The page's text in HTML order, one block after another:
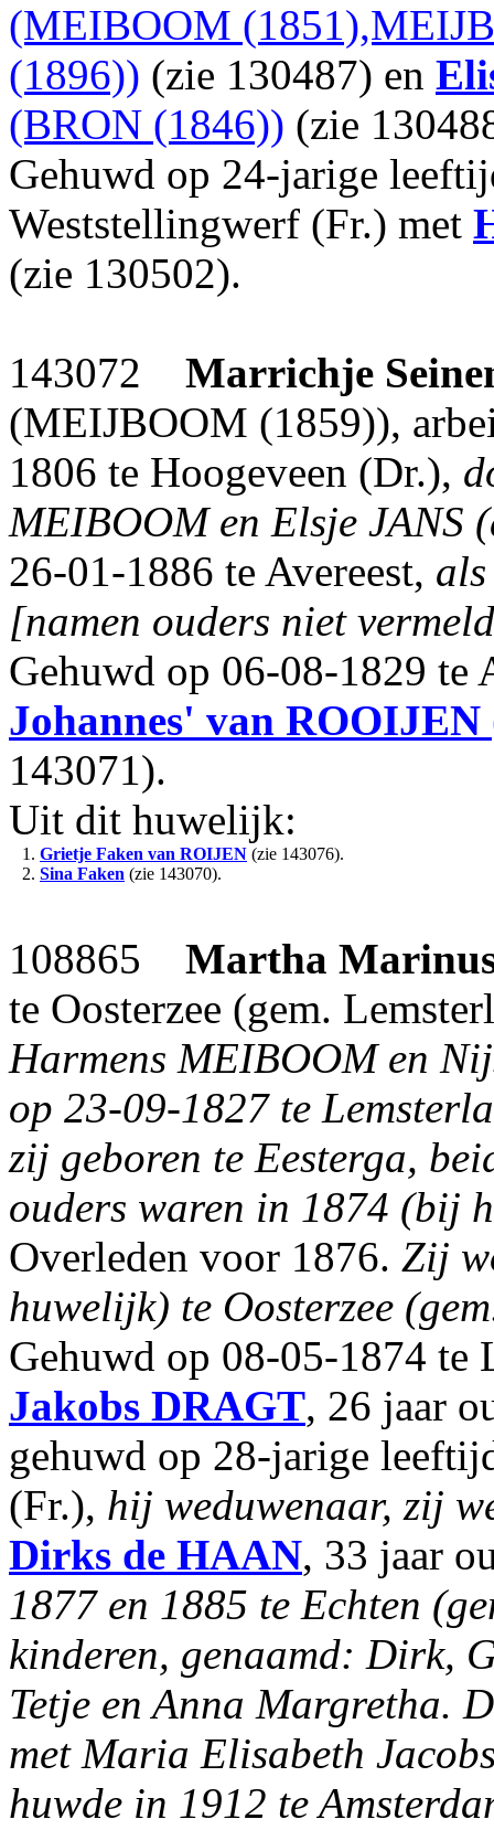
(MEIBOOM
(1896)) (zie 130487) en
(BRON (1846)) (zie
Gehuwd op 24-jarige
Weststellingwerf (Fr.) met
(zie 130502).
143072 Marrichje
(MEIJBOOM (1859)),
1806 te Hoogeveen (Dr.),
MEIBOOM en Elsje JANS
26-01-1886 te Avereest,
[namen ouders niet
Gehuwd op 06-08-1829 te
Johannes' van ROOIJEN
143071).
Uit dit huwelijk:
1. Grietje Faken van ROIJEN (zie 143076).
2. Sina Faken (zie 143070).
108865 Martha
te Oosterzee (gem.
Harmens MEIBOOM en
op 23-09-1827 te
zij geboren te Eesterga,
ouders waren in 1874 (bij
Overleden voor 1876. Zij
huwelijk) te Oosterzee
Gehuwd op 08-05-1874 te
Jakobs DRAGT, 26 jaar
gehuwd op 28-jarige
(Fr.), hij weduwenaar, zij
Dirks de HAAN, 33 jaar
1877 en 1885 te Echten
kinderen, genaamd: Dirk,
Tetje en Anna Margretha.
met Maria Elisabeth
huwde in 1912 te